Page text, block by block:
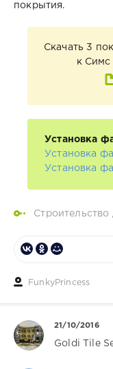
покрытия.
Скачать 3
к Симс
Установка
Установка
Установка
Строительство
FunkyPrincess
21/10/2016
Goldi Tile